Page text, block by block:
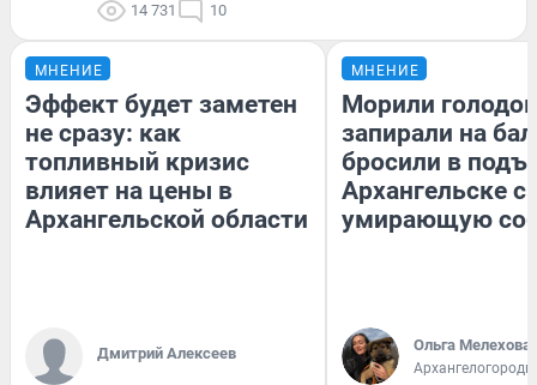
14 731 10
МНЕНИЕ
Эффект будет заметен
не сразу: как
топливный кризис
влияет на цены в
Архангельской области
Дмитрий Алексеев
МНЕНИЕ
Морили
запирали на
бросили в
Архангельске
умирающую
Ольга Мелехова